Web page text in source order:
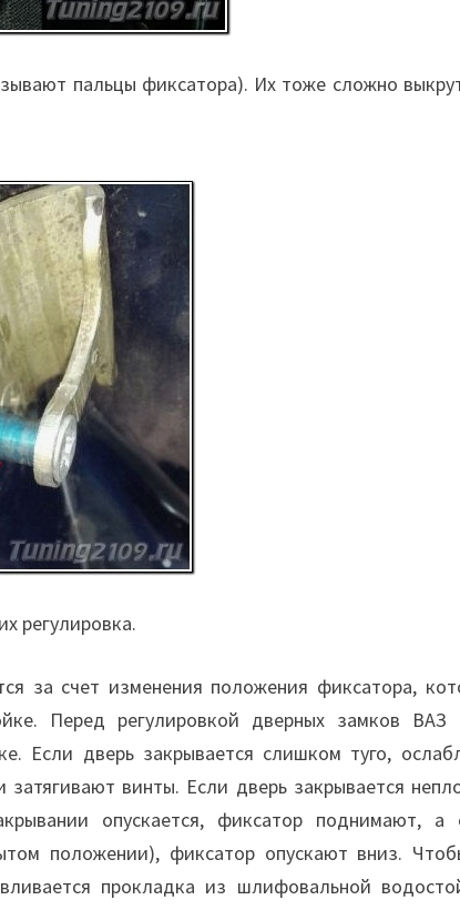
пальцы фиксатора). Их тоже сложно
регулировка.
за счет изменения положения фиксатора,
Перед регулировкой дверных замков ВАЗ
Если дверь закрывается слишком туго,
винты. Если дверь закрывается
опускается, фиксатор поднимают, а
положении), фиксатор опускают вниз.
прокладка из шлифовальной